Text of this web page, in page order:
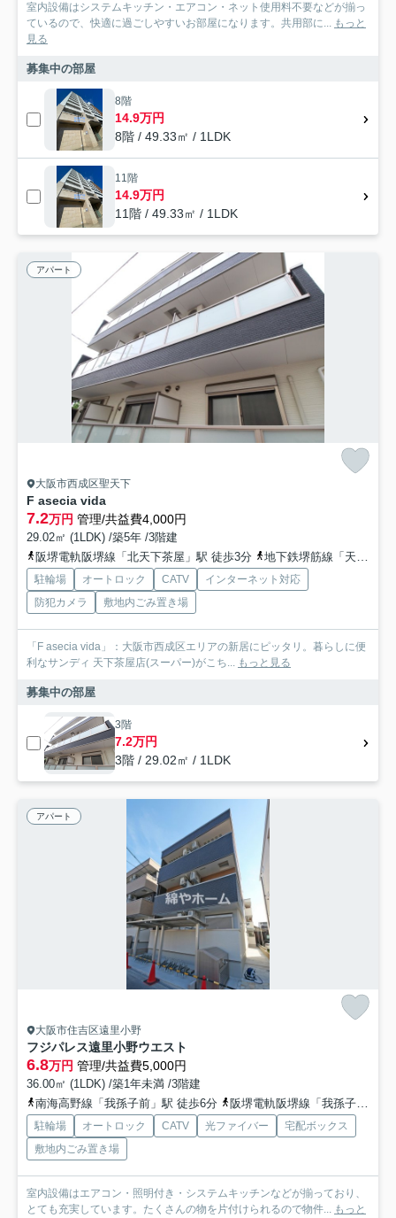
室内設備はシステムキッチン・エアコン・ネット使用料不要などが揃っ
ているので、快適に過ごしやすいお部屋になります。共用部に... もっと
見る
募集中の部屋
8階
14.9万円
8階 / 49.33㎡ / 1LDK
11階
14.9万円
11階 / 49.33㎡ / 1LDK
アパート
大阪市西成区聖天下
F asecia vida
7.2万円 管理/共益費4,000円
29.02㎡ (1LDK) /築5年 /3階建
阪堺電軌阪堺線「北天下茶屋」駅 徒歩3分
地下鉄堺筋線「天下茶屋」駅 徒歩7分
駐輪場 オートロック CATV
インターネット対応
防犯カメラ
敷地内ごみ置き場
「F asecia vida」：大阪市西成区エリアの新居にピッタリ。暮らしに便
利なサンディ 天下茶屋店(スーパー)がこち... もっと見る
募集中の部屋
3階
7.2万円
3階 / 29.02㎡ / 1LDK
アパート
大阪市住吉区遠里小野
フジパレス遠里小野ウエスト
6.8万円 管理/共益費5,000円
36.00㎡ (1LDK) /築1年未満 /3階建
南海高野線「我孫子前」駅 徒歩6分
阪堺電軌阪堺線「我孫子道」駅 徒歩10分
駐輪場 オートロック CATV 光ファイバー
宅配ボックス
敷地内ごみ置き場
室内設備はエアコン・照明付き・システムキッチンなどが揃っており、
とても充実しています。たくさんの物を片付けられるので物件... もっと